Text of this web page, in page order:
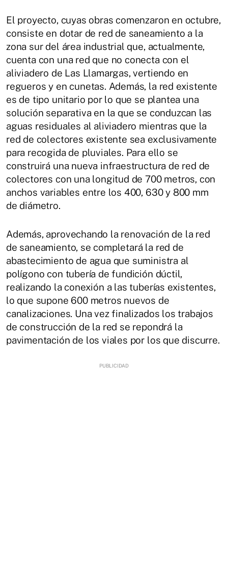
El proyecto, cuyas obras comenzaron en octubre,
consiste en dotar de red de saneamiento a la
zona sur del área industrial que, actualmente,
cuenta con una red que no conecta con el
aliviadero de Las Llamargas, vertiendo en
regueros y en cunetas. Además, la red existente
es de tipo unitario por lo que se plantea una
solución separativa en la que se conduzcan las
aguas residuales al aliviadero mientras que la
red de colectores existente sea exclusivamente
para recogida de pluviales. Para ello se
construirá una nueva infraestructura de red de
colectores con una longitud de 700 metros, con
anchos variables entre los 400, 630 y 800 mm
de diámetro.
Además, aprovechando la renovación de la red
de saneamiento, se completará la red de
abastecimiento de agua que suministra al
polígono con tubería de fundición dúctil,
realizando la conexión a las tuberías existentes,
lo que supone 600 metros nuevos de
canalizaciones. Una vez finalizados los trabajos
de construcción de la red se repondrá la
pavimentación de los viales por los que discurre.